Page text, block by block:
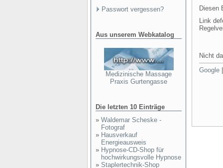
Passwort vergessen?
Aus unserem Webkatalog
Medizinische Massage
Praxis Gurtengasse
Die letzten 10 Einträge
» Waldemar Scheske -
Fotograf
» Hausverkauf
Energieausweis
» Hypnose-CD-Shop für
hochwirkungsvolle Hypnose
» Staplertechnik-Shop
Diesen
Link
Nicht
Google